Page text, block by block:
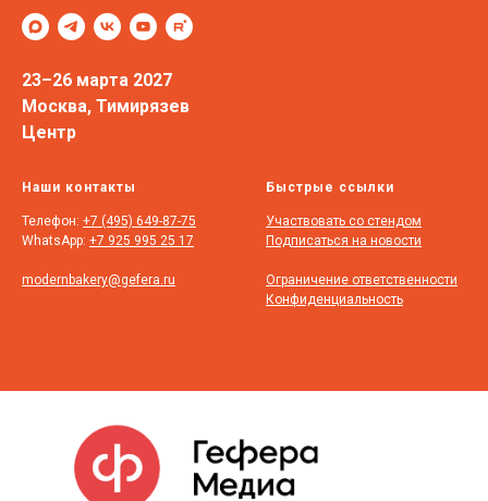
23–26 марта 2027
Москва, Тимирязев
Центр
Наши контакты
Телефон: +7 (495) 649-87-75
WhatsApp: +7 925 995 25 17
modernbakery@gefera.ru
Быстрые ссылки
Участвовать со стендом
Подписаться на новости
Ограничение ответственности
Конфиденциальность